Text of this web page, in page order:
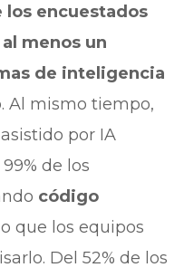
los encuestados
menos un
de inteligencia
Al mismo tiempo,
por IA
de los
código
que los equipos
Del 52% de los